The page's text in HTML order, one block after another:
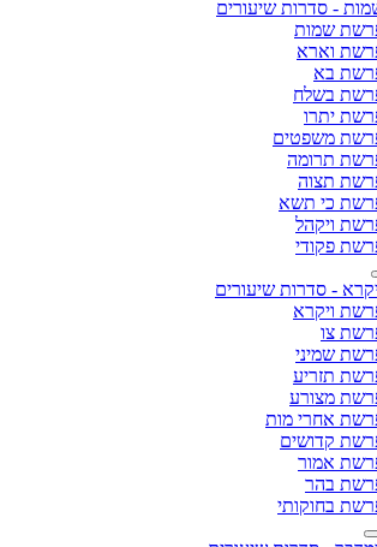
- סדרות שיעורים
שמות
וארא
בא
בשלח
יתרו
משפטים
תרומה
תצוה
כי תשא
ויקהל
פקודי
- סדרות שיעורים
ויקרא
צו
שמיני
תזריע
מצורע
אחרי מות
קדושים
אמור
בהר
בחוקותי